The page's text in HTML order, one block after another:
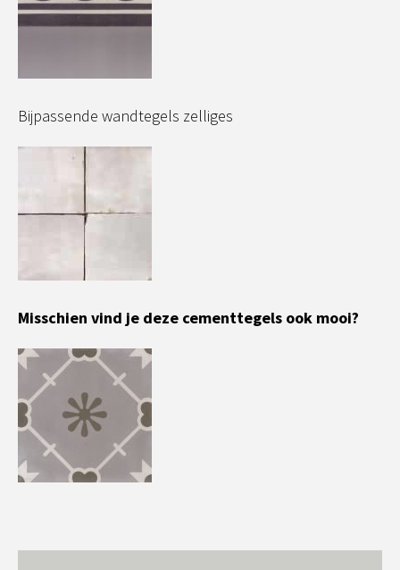
Bijpassende wandtegels zelliges
Misschien vind je deze cementtegels ook mooi?